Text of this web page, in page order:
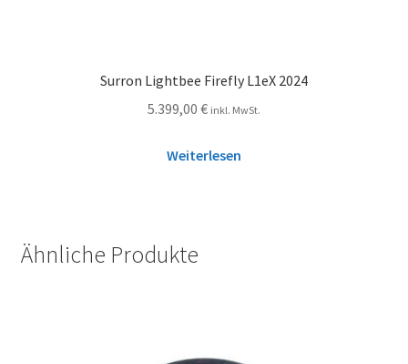
Surron Lightbee Firefly L1eX 2024
5.399,00 € inkl. MwSt.
Weiterlesen
Ähnliche Produkte